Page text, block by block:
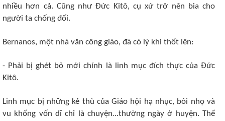
nhiều hơn cả. Cũng như Đức Kitô, cụ xứ trở nên bia cho
người ta chống đối.
Bernanos, một nhà văn công giáo, đã có lý khi thốt lên:
- Phải bị ghét bỏ mới chính là linh mục đích thực của Đức
Kitô.
Linh mục bị những kẻ thù của Giáo hội hạ nhục, bôi nhọ và
vu khống vốn dĩ chỉ là chuyện…thường ngày ở huyện. Thế